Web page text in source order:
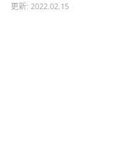
更新: 2022.02.15